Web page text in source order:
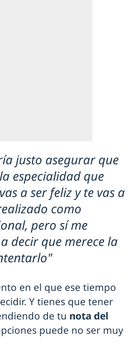
justo asegurar que
especialidad que
a ser feliz y te vas a
como
pero sí me
decir que merece la
en el que ese tiempo
Y tienes que tener
de tu nota del
puede no ser muy